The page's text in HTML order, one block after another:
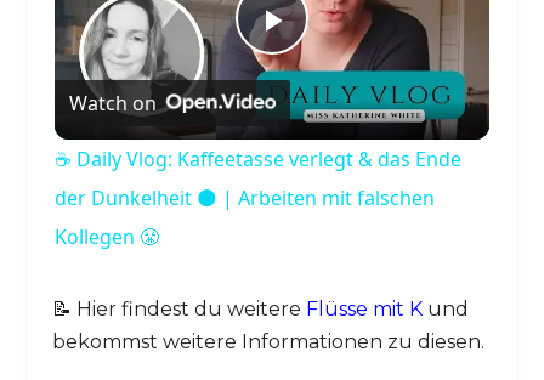
P
l
a
V
Watch on
☕️ Daily Vlog: Kaffeetasse verlegt & das Ende
der Dunkelheit 🌑 | Arbeiten mit falschen
Kollegen 😤
📝 Hier findest du weitere Flüsse mit Kund
bekommst weitere Informationen zu diesen.